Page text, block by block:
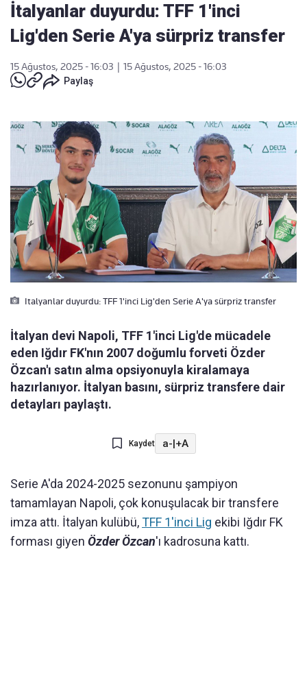
İtalyanlar duyurdu: TFF 1'inci
Lig'den Serie A'ya sürpriz transfer
15 Ağustos, 2025 - 16:03
15 Ağustos, 2025 - 16:03
Paylaş
Italyanlar duyurdu: TFF 1'inci Lig'den Serie A'ya sürpriz transfer
İtalyan devi Napoli, TFF 1'inci Lig'de mücadele
eden Iğdır FK'nın 2007 doğumlu forveti Özder
Özcan'ı satın alma opsiyonuyla kiralamaya
hazırlanıyor. İtalyan basını, sürpriz transfere dair
detayları paylaştı.
Kaydet a-|+A
Serie A'da 2024-2025 sezonunu şampiyon
tamamlayan Napoli, çok konuşulacak bir transfere
imza attı. İtalyan kulübü,TFF 1'inci Lig ekibi Iğdır FK
forması giyen Özder Özcan'ı kadrosuna kattı.